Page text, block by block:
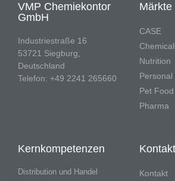
VMP Chemiekontor
GmbH
Industriestraße 16
53721 Siegburg,
Deutschland
Telefon: +49 2241 265660
Märkte
CASE
Nutrition
Personal
Pet Food
Pharma
Kernkompetenzen
Distribution und Handel
Kontakt
Kontakt